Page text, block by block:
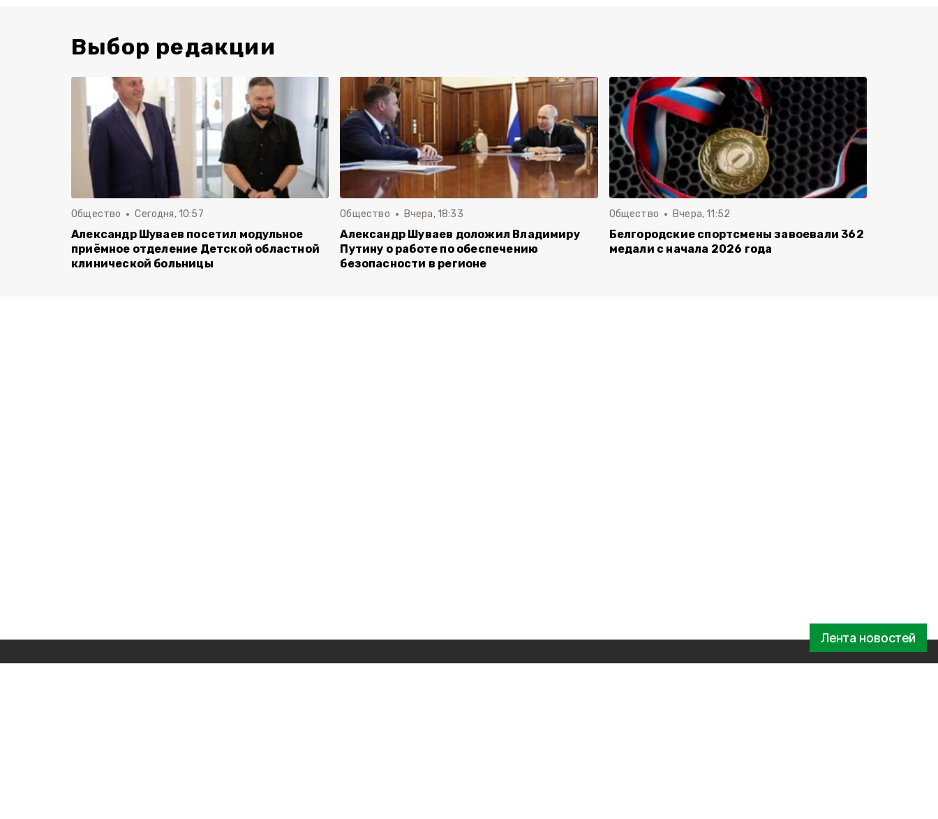
Лента новостей
Выбор редакции
Общество Сегодня, 10:57
Александр Шуваев посетил модульное
приёмное отделение Детской областной
клинической больницы
Общество Вчера, 18:33
Александр Шуваев доложил Владимиру
Путину о работе по обеспечению
безопасности в регионе
Общество Вчера, 11:52
Белгородские спортсмены завоевали 362
медали с начала 2026 года